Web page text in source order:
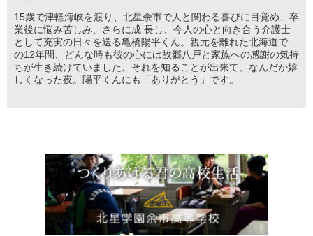
15歳で津軽海峡を渡り、北星余市で人と関わる喜びに目覚め、卒
業後に悩み苦しみ、さらに成 長し、今人の心と向き合う介護士
として充実の日々を送る亀橋陽平くん。親元を離れた北海道で
の12年間、どんな時も彼の心には故郷八戸と家族への感謝の気持
ちが生き続けていました。それを知ることが出来て、なんだか嬉
しくなった夜。陽平くんにも「ありがとう」です。